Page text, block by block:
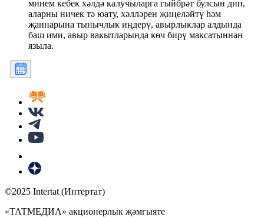
минем кебек хәлдә калучыларга гыйбрәт булсын дип,
аларны ничек тә юату, хәлләрен җиңеләйтү һәм
җаннарына тынычлык иңдерү, авырлыклар алдында
баш ими, авыр вакытларында көч бирү максатыннан
языла.
©2025 Intertat (Интертат)
«ТАТМЕДИА» акционерлык җәмгыяте